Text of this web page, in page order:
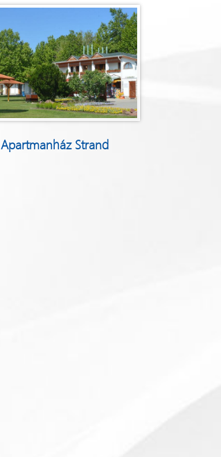
Apartmanház Strand